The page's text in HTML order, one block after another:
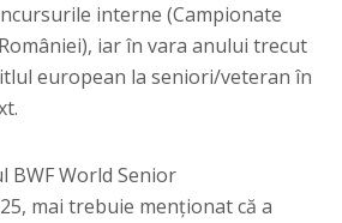
interne (Campionate
iar în vara anului trecut
european la seniori/veteran în
BWF World Senior
mai trebuie menționat că a